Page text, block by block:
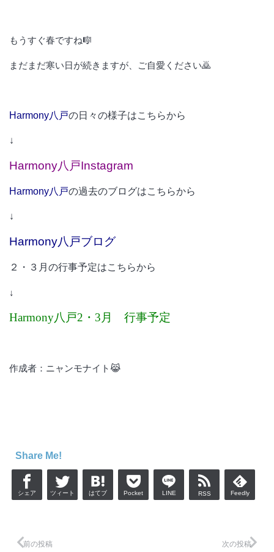
もうすぐ春ですね🎼
まだまだ寒い日が続きますが、ご自愛ください🙇
Harmony八戸の日々の様子はこちらから
↓
Harmony八戸Instagram
Harmony八戸の過去のブログはこちらから
↓
Harmony八戸ブログ
２・３月の行事予定はこちらから
↓
Harmony八戸2・3月 行事予定
作成者：ニャンモナイト😹
Share Me!
シェア ツィート はてブ Pocket LINE RSS Feedly
前の投稿 次の投稿